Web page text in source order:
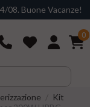
08. Buone Vacanze!
0
Kit